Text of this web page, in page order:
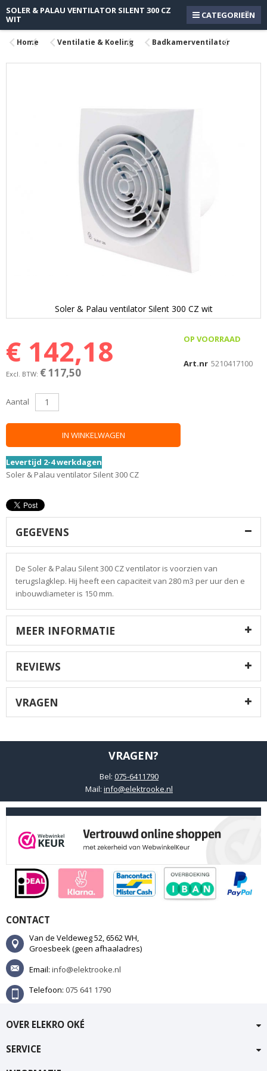
SOLER & PALAU VENTILATOR SILENT 300 CZ
WIT
CATEGORIEËN
Home Ventilatie & Koeling Badkamerventilator
OP VOORRAAD
Art.nr 5210417100
€ 142,18
€ 117,50
Aantal
IN WINKELWAGEN
Levertijd 2-4 werkdagen
Soler & Palau ventilator Silent 300 CZ
Soler & Palau ventilator Silent 300 CZ wit
het
begin
van
afbeeldingen-
GEGEVENS
De Soler & Palau Silent 300 CZ ventilator is voorzien van
terugslagklep. Hij heeft een capaciteit van 280 m3 per uur den e
inbouwdiameter is 150 mm.
MEER INFORMATIE
REVIEWS
VRAGEN
VRAGEN?
Bel: 075-6411790
Mail: info@elektrooke.nl
CONTACT
Van de Veldeweg 52, 6562 WH,
Groesbeek (geen afhaaladres)
Email: info@elektrooke.nl
Telefoon: 075 641 1790
OVER ELEKRO OKÉ
SERVICE